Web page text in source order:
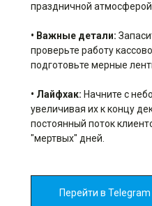
праздничной атмосферой.
• Важные детали:
проверьте работу
подготовьте мерные
• Лайфхак: Начните с
увеличивая их к концу
постоянный поток
"мертвых" дней.
Перейти в Telegram